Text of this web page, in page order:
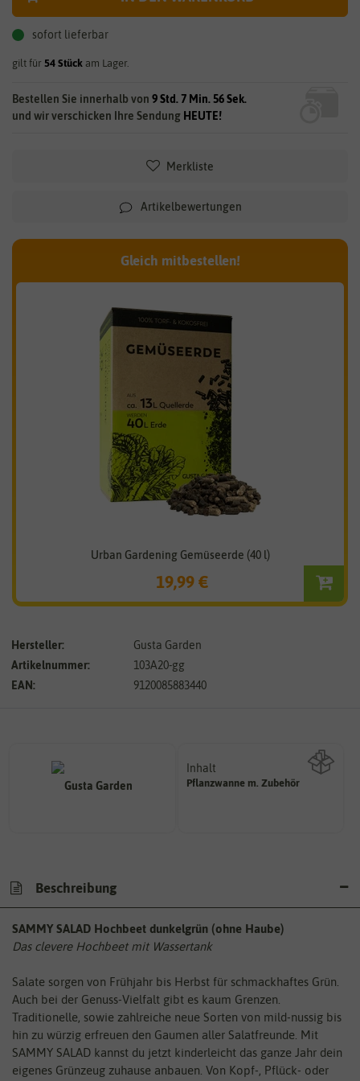
sofort lieferbar
gilt für 54 Stück am Lager.
Bestellen Sie innerhalb von 9 Std. 7 Min. 56 Sek.
und wir verschicken Ihre Sendung HEUTE!
Merkliste
Artikelbewertungen
Gleich mitbestellen!
Urban Gardening Gemüseerde (40 l)
19,99 €
Hersteller:
Gusta Garden
Artikelnummer:
103A20-gg
EAN:
9120085883440
Inhalt
Pflanzwanne m. Zubehör
Wie viel ist enthalten
Beschreibung
SAMMY SALAD Hochbeet dunkelgrün (ohne Haube)
Das clevere Hochbeet mit Wassertank
Salate sorgen von Frühjahr bis Herbst für schmackhaftes Grün.
Auch bei der Genuss-Vielfalt gibt es kaum Grenzen.
Traditionelle, sowie zahlreiche neue Sorten von mild-nussig bis
hin zu würzig erfreuen den Gaumen aller Salatfreunde. Mit
SAMMY SALAD kannst du jetzt kinderleicht das ganze Jahr dein
eigenes Grünzeug zuhause anbauen. Von Kopf-, Pflück- oder